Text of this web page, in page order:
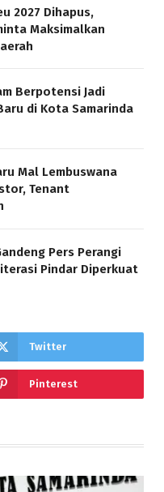
2027 Dihapus,
Maksimalkan
Berpotensi Jadi
di Kota Samarinda
Mal Lembuswana
Tenant
Pers Perangi
Pindar Diperkuat
Twitter
Pinterest